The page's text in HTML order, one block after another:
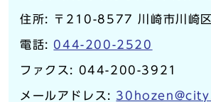
住所: 〒210-8577 川崎市川崎
電話: 044-200-2520
ファクス: 044-200-3921
メールアドレス: